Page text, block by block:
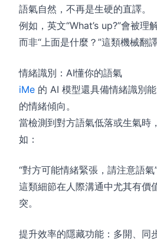
語氣自然，不再是生硬的直譯。
例如，英文“What’s up?”會被理
而非“上面是什麼？”這類機械翻譯
情緒識別：AI懂你的語氣
iMe 的 AI 模型還具備情緒識別
的情緒傾向。
當檢測到對方語氣低落或生氣時
如：
“對方可能情緒緊張，請注意語氣
這類細節在人際溝通中尤其有價
突。
提升效率的隱藏功能：多開、同